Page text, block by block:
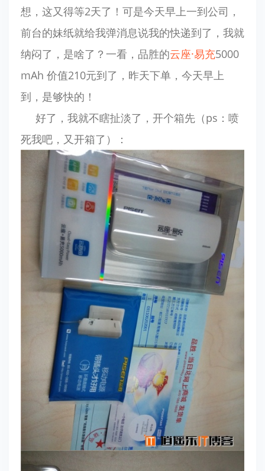
想，这又得等2天了！可是今天早上一到公司，
前台的妹纸就给我弹消息说我的快递到了，我就
纳闷了，是啥了？一看，品胜的云座·易充5000
mAh 价值210元到了，昨天下单，今天早上
到，是够快的！
好了，我就不瞎扯淡了，开个箱先（ps：喷
死我吧，又开箱了）：